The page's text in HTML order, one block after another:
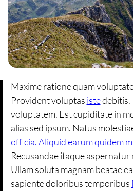
Maxime ratione quam
Provident voluptas istedebitis.
voluptatem. Est cupiditate in
alias sed ipsum. Natus
officia. Aliquid earum quidem
Recusandae itaque
Ullam soluta magnam beatae
sapiente doloribus temporibus